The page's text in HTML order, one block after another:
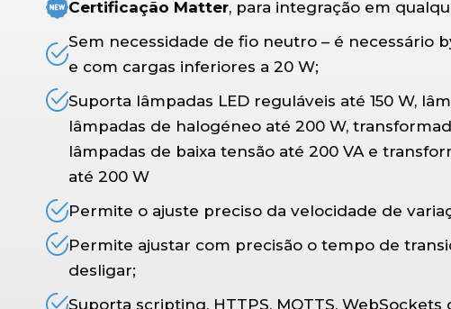
Certificação Matter, para integração em
Sem necessidade de fio neutro – é necessário
e com cargas inferiores a 20 W;
Suporta lâmpadas LED reguláveis até 150 W,
lâmpadas de halogéneo até 200 W,
lâmpadas de baixa tensão até 200 VA e
até 200 W
Permite o ajuste preciso da velocidade de
Permite ajustar com precisão o tempo de
desligar;
Suporta scripting, HTTPS, MQTTS, WebSockets